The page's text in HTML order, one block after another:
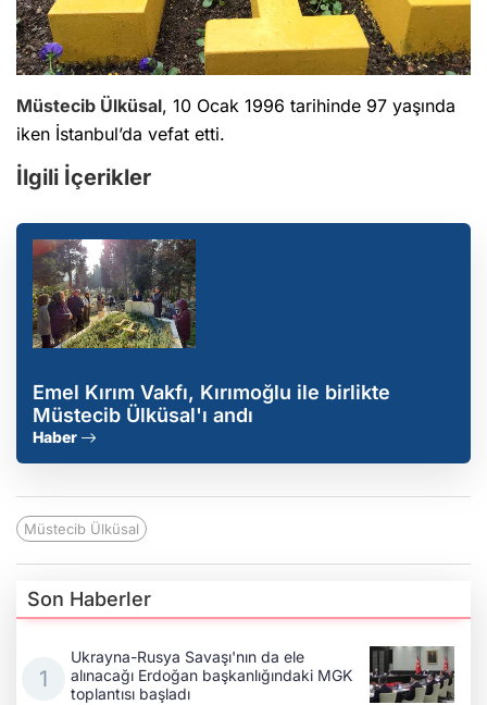
Müstecib Ülküsal, 10 Ocak 1996 tarihinde 97 yaşında
iken İstanbul’da vefat etti.
İlgili İçerikler
Emel Kırım Vakfı, Kırımoğlu ile birlikte
Müstecib Ülküsal'ı andı
Haber
Müstecib Ülküsal
Son Haberler
Ukrayna-Rusya Savaşı'nın da ele
alınacağı Erdoğan başkanlığındaki MGK
toplantısı başladı